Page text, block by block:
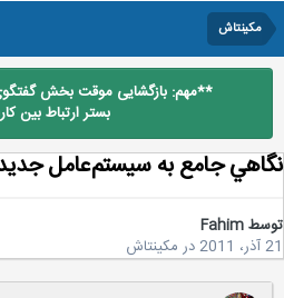
مکینتاش
**مهم: بازگشایی موقت بخش گفتگوی
بستر ارتباط بین
جامع به سيستم‌عامل جديد
Fahim
درمکینتاش